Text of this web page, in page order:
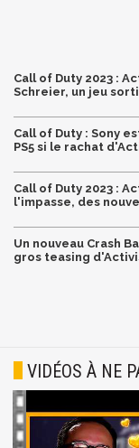
Call of Duty 2023 :
Schreier, un jeu
Call of Duty : Sony
PS5 si le rachat
Call of Duty 2023 :
l'impasse, des
Un nouveau Crash
gros teasing
VIDÉOS À NE